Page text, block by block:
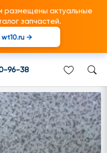
размещены актуальные
запчастей.
→
96-38
грузовиков
Скания